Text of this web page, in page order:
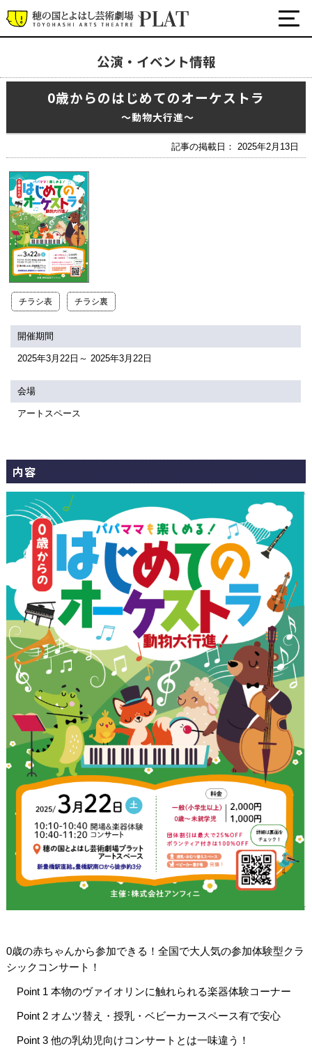
アクセシビリティ/
サービス
会員制度のご案内
座席表
プラットニュース
交通アクセス お問合せ
サイトマップ トップに戻る
公演・イベント情報
0歳からのはじめてのオーケストラ
〜動物大行進〜
記事の掲載日： 2025年2月13日
チラシ表 チラシ裏
開催期間
2025年3月22日～ 2025年3月22日
会場
アートスペース
内容
0歳の赤ちゃんから参加できる！全国で大人気の参加体験型クラ
シックコンサート！
Point 1 本物のヴァイオリンに触れられる楽器体験コーナー
Point 2 オムツ替え・授乳・ベビーカースペース有で安心
Point 3 他の乳幼児向けコンサートとは一味違う！
最新の公演・イベント情報
演劇・ダンス・音楽など
ワークショップ・講座
イベント
プラットについて
チケット・座席表・鑑賞サポートなど
施設の利用について